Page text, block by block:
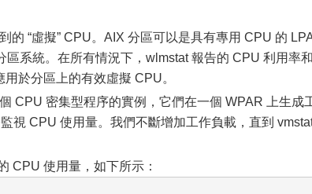
的 “虛擬” CPU。AIX 分區可以是具有專用 CPU 的
系統。在所有情況下，wlmstat 報告的 CPU 利用率和
於分區上的有效虛擬 CPU。
CPU 密集型程序的實例，它們在一個 WPAR 上生成
視 CPU 使用量。我們不斷增加工作負載，直到
CPU 使用量，如下所示：